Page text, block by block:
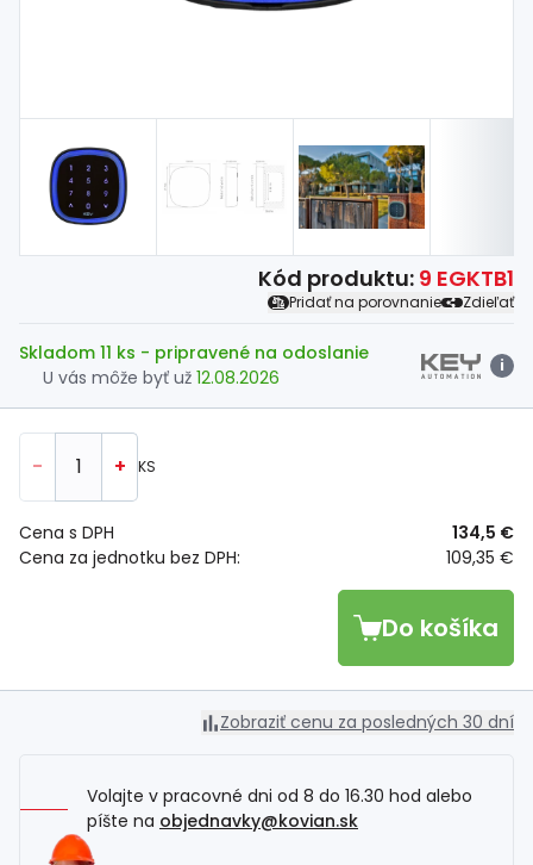
Kód produktu: 9 EGKTB1
Pridať na porovnanie Zdieľať
Skladom 11 ks - pripravené na odoslanie
U vás môže byť už 12.08.2026
i
- + KS
Cena za jednotku bez DPH: 109,35 €
Cena s DPH 134,5 €
Do košíka
Zobraziť cenu za posledných 30 dní
Volajte v pracovné dni od 8 do 16.30 hod alebo
píšte na objednavky@kovian.sk